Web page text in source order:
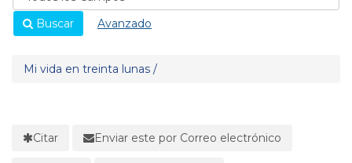
Buscar Avanzado
Mi vida en treinta lunas /
Citar Enviar este por Correo electrónico